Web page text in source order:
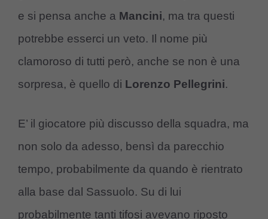
e si pensa anche a Mancini, ma tra questi
potrebbe esserci un veto. Il nome più
clamoroso di tutti però, anche se non è una
sorpresa, è quello di Lorenzo Pellegrini.
E’ il giocatore più discusso della squadra, ma
non solo da adesso, bensì da parecchio
tempo, probabilmente da quando è rientrato
alla base dal Sassuolo. Su di lui
probabilmente tanti tifosi avevano riposto